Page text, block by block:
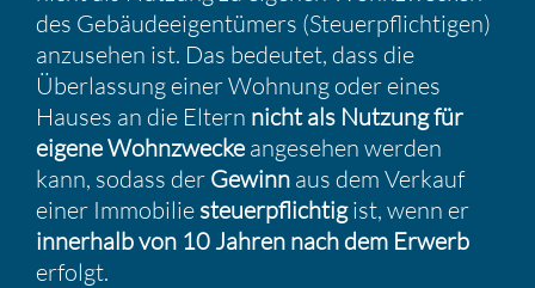
des Gebäu­de­ei­gen­tü­mers (Steuer­pflich­tigen)
anzusehen ist. Das bedeutet, dass die
Überlas­sung einer Wohnung oder eines
Hauses an die Eltern nicht als Nutzung für
eigene Wohnzwecke angesehen werden
kann, sodass der Gewinn aus dem Verkauf
einer Immobilie steuer­pflichtigist, wenn er
inner­halb von 10 Jahren nach dem Erwerb
erfolgt.